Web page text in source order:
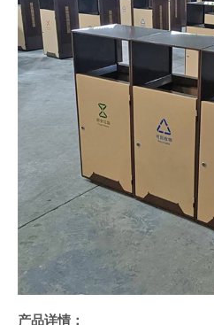
产品详情：